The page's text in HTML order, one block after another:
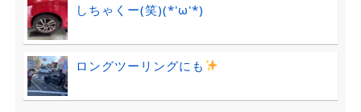
しちゃくー(笑)(*'ω'*)
ロングツーリングにも